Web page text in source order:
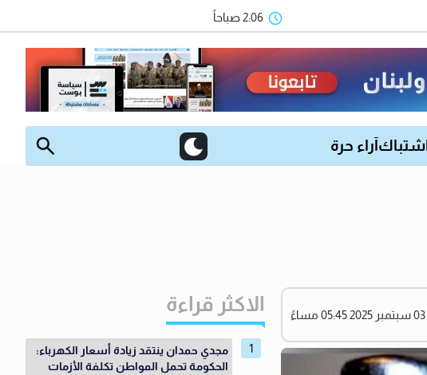
2:06 صباحاً
اشتباك آراء حرة
الاكثر قراءة
مجدي حمدان ينتقد زيادة أسعار الكهرباء:
الحكومة تحمل المواطن تكلفة الأزمات